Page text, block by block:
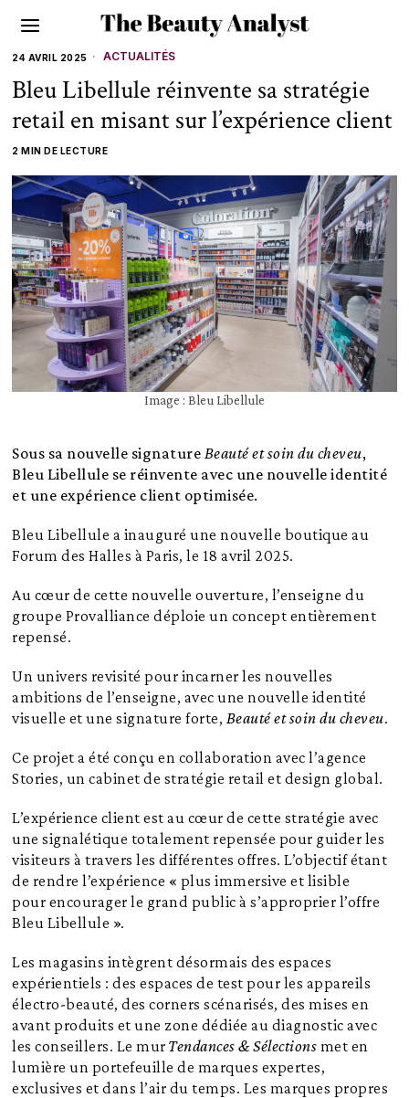
24 AVRIL 2025 ACTUALITÉS
Bleu Libellule réinvente sa stratégie
retail en misant sur l’expérience client
2 MIN DE LECTURE
Image : Bleu Libellule
Sous sa nouvelle signature Beauté et soin du cheveu,
Bleu Libellule se réinvente avec une nouvelle identité
et une expérience client optimisée.
Bleu Libellule a inauguré une nouvelle boutique au
Forum des Halles à Paris, le 18 avril 2025.
Au cœur de cette nouvelle ouverture, l’enseigne du
groupe Provalliance déploie un concept entièrement
repensé.
Un univers revisité pour incarner les nouvelles
ambitions de l’enseigne, avec une nouvelle identité
visuelle et une signature forte, Beauté et soin du cheveu.
Ce projet a été conçu en collaboration avec l’agence
Stories, un cabinet de stratégie retail et design global.
L’expérience client est au cœur de cette stratégie avec
une signalétique totalement repensée pour guider les
visiteurs à travers les différentes offres. L’objectif étant
de rendre l’expérience « plus immersive et lisible
pour encourager le grand public à s’approprier l’offre
Bleu Libellule ».
Les magasins intègrent désormais des espaces
expérientiels : des espaces de test pour les appareils
électro-beauté, des corners scénarisés, des mises en
avant produits et une zone dédiée au diagnostic avec
les conseillers. Le mur Tendances & Sélections met en
lumière un portefeuille de marques expertes,
exclusives et dans l’air du temps. Les marques propres